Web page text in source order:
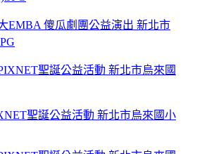
EMBA 傻瓜劇團公益演出 新北市
聖誕公益活動 新北市烏來國小